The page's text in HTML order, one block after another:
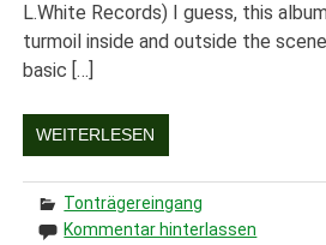
L.White Records) I guess, this
turmoil inside and outside the
basic […]
WEITERLESEN
Tonträgereingang
Kommentar hinterlassen